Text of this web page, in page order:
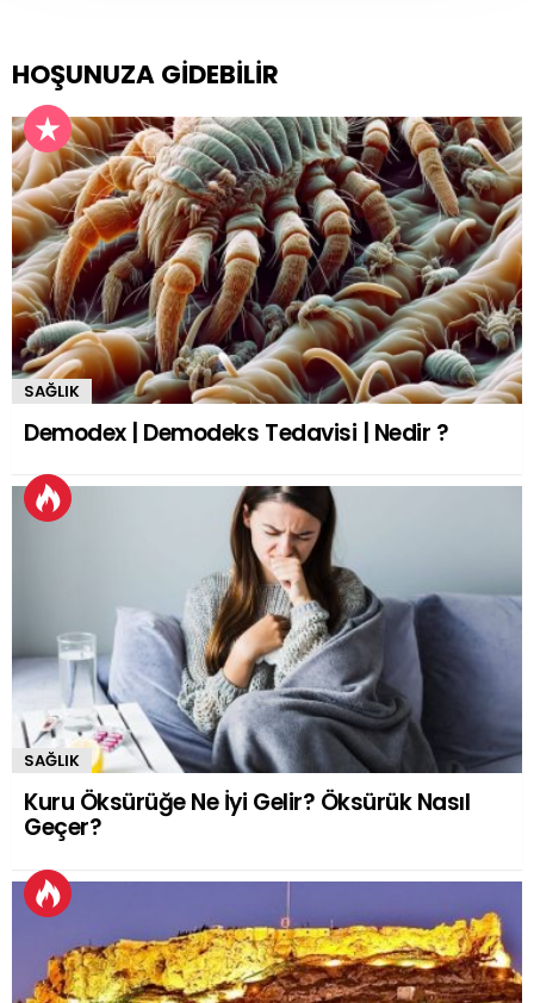
HOŞUNUZA GIDEBILIR
SAĞLIK
Demodex | Demodeks Tedavisi | Nedir ?
SAĞLIK
Kuru Öksürüğe Ne İyi Gelir? Öksürük Nasıl
Geçer?